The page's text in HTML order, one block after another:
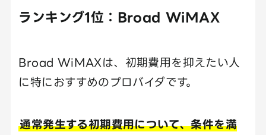
ランキング1位：Broad WiMAX
Broad WiMAXは、初期費用を抑えたい人
に特におすすめのプロバイダです。
通常発生する初期費用について、条件を満